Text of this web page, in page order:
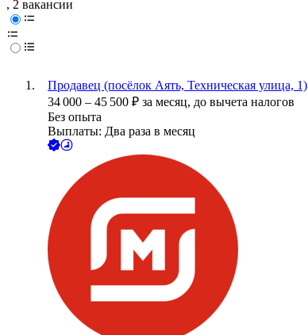
, 2 вакансии
Продавец (посёлок Аять, Техническая улица, 1)
34 000 – 45 500 ₽ за месяц, до вычета налогов
Без опыта
Выплаты: Два раза в месяц